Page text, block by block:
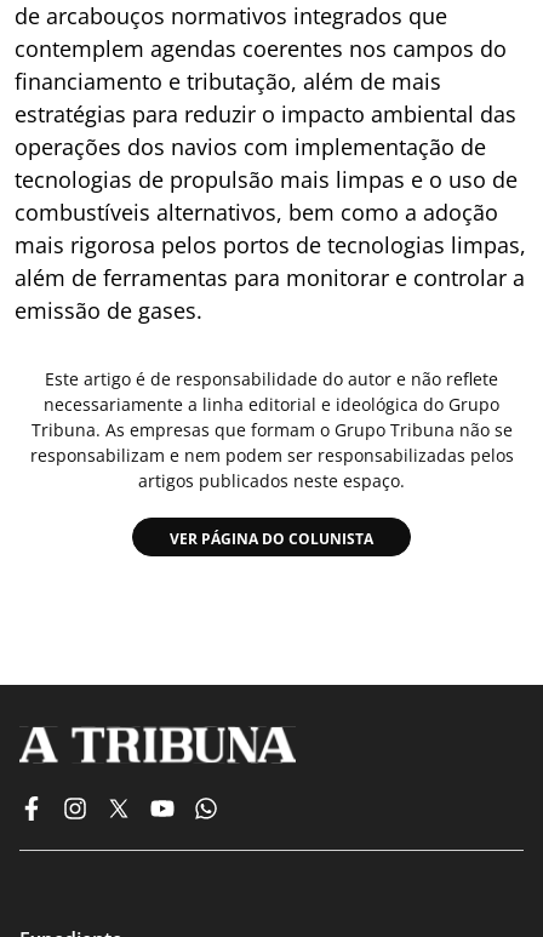
de arcabouços normativos integrados que
contemplem agendas coerentes nos campos do
financiamento e tributação, além de mais
estratégias para reduzir o impacto ambiental das
operações dos navios com implementação de
tecnologias de propulsão mais limpas e o uso de
combustíveis alternativos, bem como a adoção
mais rigorosa pelos portos de tecnologias limpas,
além de ferramentas para monitorar e controlar a
emissão de gases.
Este artigo é de responsabilidade do autor e não reflete
necessariamente a linha editorial e ideológica do Grupo
Tribuna. As empresas que formam o Grupo Tribuna não se
responsabilizam e nem podem ser responsabilizadas pelos
artigos publicados neste espaço.
VER PÁGINA DO COLUNISTA